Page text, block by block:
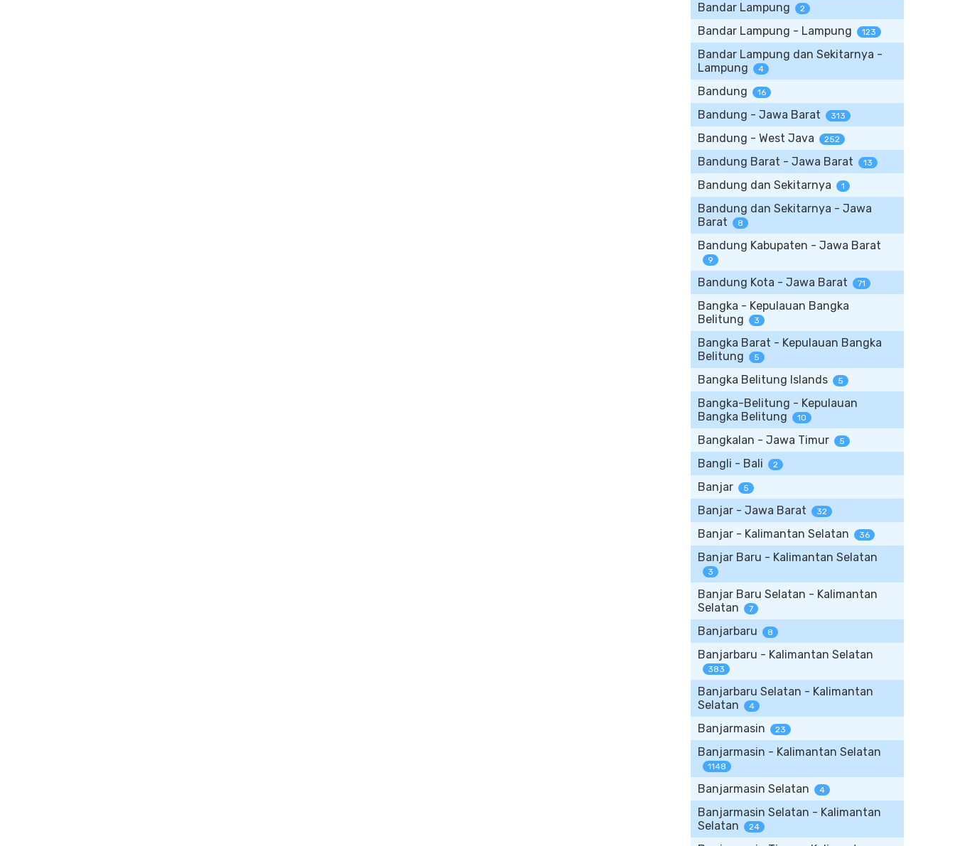
Bandar Lampung 2
Bandar Lampung - Lampung 123
Bandar Lampung dan Sekitarnya -
Lampung
4
Bandung 16
Bandung - Jawa Barat 313
Bandung - West Java 252
Bandung Barat - Jawa Barat 13
Bandung dan Sekitarnya 1
Bandung dan Sekitarnya - Jawa
Barat
8
Bandung Kabupaten - Jawa Barat
9
Bandung Kota - Jawa Barat 71
Bangka - Kepulauan Bangka
Belitung
3
Bangka Barat - Kepulauan Bangka
Belitung
5
Bangka Belitung Islands 5
Bangka-Belitung - Kepulauan
Bangka Belitung
10
Bangkalan - Jawa Timur 5
Bangli - Bali 2
Banjar 5
Banjar - Jawa Barat 32
Banjar - Kalimantan Selatan 36
Banjar Baru - Kalimantan Selatan
3
Banjar Baru Selatan - Kalimantan
Selatan
7
Banjarbaru 8
Banjarbaru - Kalimantan Selatan
383
Banjarbaru Selatan - Kalimantan
Selatan
4
Banjarmasin 23
Banjarmasin - Kalimantan Selatan
1148
Banjarmasin Selatan 4
Banjarmasin Selatan - Kalimantan
Selatan
24